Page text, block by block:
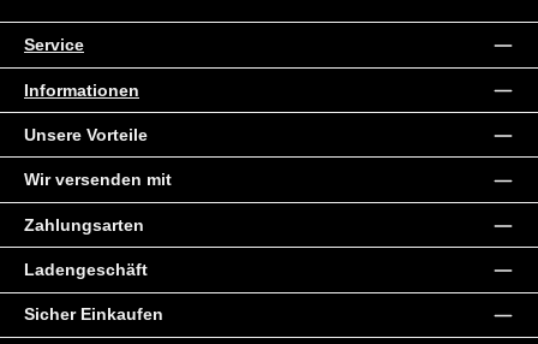
Service
Informationen
Unsere Vorteile
Wir versenden mit
Zahlungsarten
Ladengeschäft
Sicher Einkaufen